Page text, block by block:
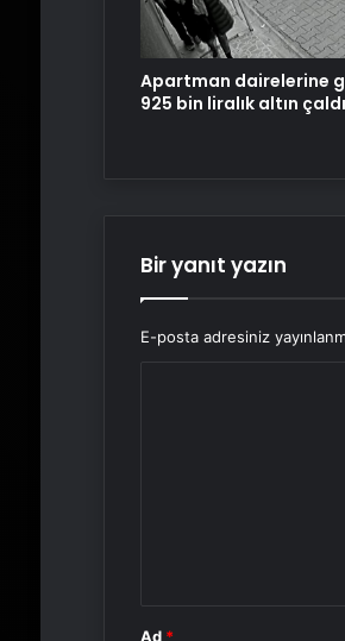
Apartman dairelerine
925 bin liralık altın
Bir yanıt yazın
E-posta adresiniz
Ad *